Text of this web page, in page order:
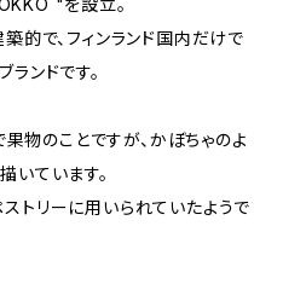
"を設立。
的で、フィンランド国内だけで
ンドです。
物のことですが、かぼちゃのよ
いています。
トリーに用いられていたようで